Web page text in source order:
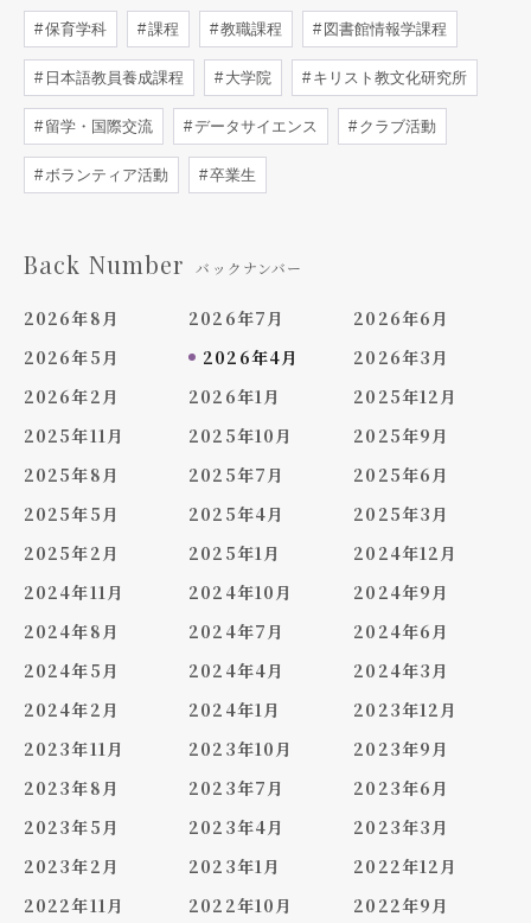
保育学科 課程 教職課程 図書館情報学課程
日本語教員養成課程 大学院 キリスト教文化研究所
留学・国際交流 データサイエンス クラブ活動
ボランティア活動 卒業生
Back Number バックナンバー
2026年8月 2026年7月
2026年6月
2026年5月
2026年4月
2026年3月
2026年2月
2026年1月
2025年12月
2025年11月
2025年10月
2025年9月
2025年8月
2025年7月
2025年6月
2025年5月
2025年4月
2025年3月
2025年2月
2025年1月
2024年12月
2024年11月
2024年10月
2024年9月
2024年8月
2024年7月
2024年6月
2024年5月
2024年4月
2024年3月
2024年2月
2024年1月
2023年12月
2023年11月
2023年10月
2023年9月
2023年8月
2023年7月
2023年6月
2023年5月
2023年4月
2023年3月
2023年2月
2023年1月
2022年12月
2022年11月
2022年10月
2022年9月